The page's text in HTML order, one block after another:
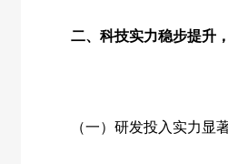
二、科技实力稳步提升，
（一）研发投入实力显